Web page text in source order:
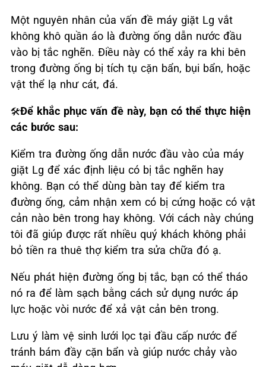
Một nguyên nhân của vấn đề máy giặt Lg vắt
không khô quần áo là đường ống dẫn nước đầu
vào bị tắc nghẽn. Điều này có thể xảy ra khi bên
trong đường ống bị tích tụ cặn bẩn, bụi bẩn, hoặc
vật thể lạ như cát, đá.
🛠️Để khắc phục vấn đề này, bạn có thể thực hiện
các bước sau:
Kiểm tra đường ống dẫn nước đầu vào của máy
giặt Lg để xác định liệu có bị tắc nghẽn hay
không. Bạn có thể dùng bàn tay để kiểm tra
đường ống, cảm nhận xem có bị cứng hoặc có vật
cản nào bên trong hay không. Với cách này chúng
tôi đã giúp được rất nhiều quý khách không phải
bỏ tiền ra thuê thợ kiểm tra sửa chữa đó ạ.
Nếu phát hiện đường ống bị tắc, bạn có thể tháo
nó ra để làm sạch bằng cách sử dụng nước áp
lực hoặc vòi nước để xả vật cản bên trong.
Lưu ý làm vệ sinh lưới lọc tại đầu cấp nước để
tránh bám đầy cặn bẩn và giúp nước chảy vào